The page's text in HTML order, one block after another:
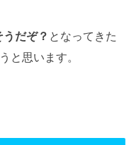
だぞ？ となってきた
と思います。